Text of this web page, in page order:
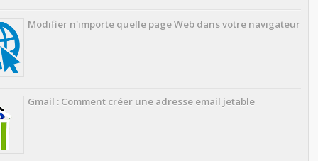
Modifier n'importe quelle page Web dans votre navigateur
Gmail : Comment créer une adresse email jetable